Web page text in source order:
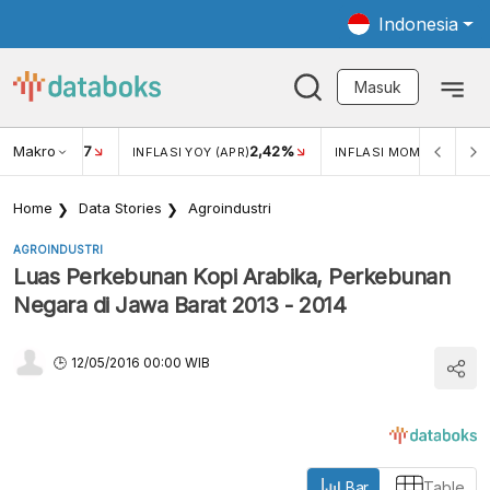
Indonesia
Masuk
Makro
USD/IDR 17 INFLASI YOY (APR)2,42% INFLASI MOM (MAR)
Home Data Stories Agroindustri
AGROINDUSTRI
Luas Perkebunan Kopi Arabika, Perkebunan
Negara di Jawa Barat 2013 - 2014
12/05/2016 00:00 WIB